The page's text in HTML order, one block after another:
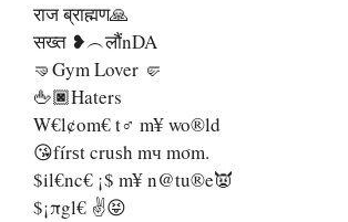
राज ब्राह्मण🙏
सख्त ❥︵लौंnDA
🤜Gym Lover 🤛
🖕🏿Haters
W€l¢om€ t♂ m¥ wo®ld
😘fírѕt cruѕh mч mσm.
$il€nc€ ¡$ m¥ n@tu®e👿
$¡πgl€ ✌😝